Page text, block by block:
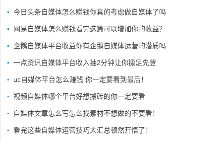
今日头条自媒体怎么赚钱你真的考虑做自媒体了吗
网易自媒体怎么赚钱看完这篇可以增加你的收益？
企鹅自媒体平台收益你有企鹅自媒体运营的潜质吗
一点资讯自媒体平台收入抽2分钟让你捷足先登
uc自媒体平台怎么赚钱 你一定要看到最后！
视频自媒体哪个平台好想搬砖的你一定要看
自媒体文章怎么写怎么找素材不想做的不要看！
看完这些自媒体运营技巧大汇总顿然开悟了！